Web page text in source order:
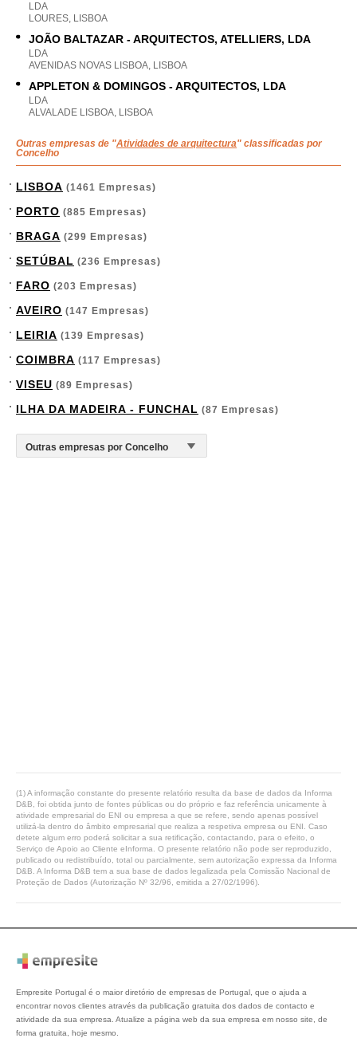
LDA
LOURES, LISBOA
JOÃO BALTAZAR - ARQUITECTOS, ATELLIERS, LDA
LDA
AVENIDAS NOVAS LISBOA, LISBOA
APPLETON & DOMINGOS - ARQUITECTOS, LDA
LDA
ALVALADE LISBOA, LISBOA
Outras empresas de "Atividades de arquitectura" classificadas por
Concelho
LISBOA (1461 Empresas)
PORTO (885 Empresas)
BRAGA (299 Empresas)
SETÚBAL (236 Empresas)
FARO (203 Empresas)
AVEIRO (147 Empresas)
LEIRIA (139 Empresas)
COIMBRA (117 Empresas)
VISEU (89 Empresas)
ILHA DA MADEIRA - FUNCHAL (87 Empresas)
(1) A informação constante do presente relatório resulta da base de dados da Informa
D&B, foi obtida junto de fontes públicas ou do próprio e faz referência unicamente à
atividade empresarial do ENI ou empresa a que se refere, sendo apenas possível
utilizá-la dentro do âmbito empresarial que realiza a respetiva empresa ou ENI. Caso
detete algum erro poderá solicitar a sua retificação, contactando, para o efeito, o
Serviço de Apoio ao Cliente eInforma. O presente relatório não pode ser reproduzido,
publicado ou redistribuído, total ou parcialmente, sem autorização expressa da Informa
D&B. A Informa D&B tem a sua base de dados legalizada pela Comissão Nacional de
Proteção de Dados (Autorização Nº 32/96, emitida a 27/02/1996).
Empresite Portugal é o maior diretório de empresas de Portugal, que o ajuda a
encontrar novos clientes através da publicação gratuita dos dados de contacto e
atividade da sua empresa. Atualize a página web da sua empresa em nosso site, de
forma gratuita, hoje mesmo.